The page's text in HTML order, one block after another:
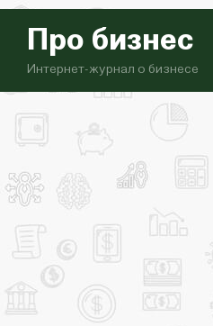
Про бизнес
Интернет-журнал о бизнесе